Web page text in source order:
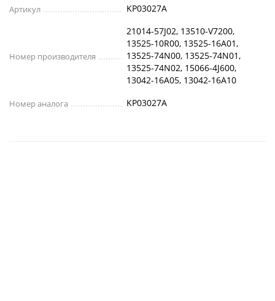
Артикул KP03027A
Номер производителя
21014-57J02, 13510-V7200,
13525-10R00, 13525-16A01,
13525-74N00, 13525-74N01,
13525-74N02, 15066-4J600,
13042-16A05, 13042-16A10
Номер аналога KP03027A